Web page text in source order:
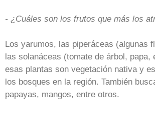
- ¿Cuáles son los frutos que más los
Los yarumos, las piperáceas (algunas
las solanáceas (tomate de árbol, papa,
esas plantas son vegetación nativa y
los bosques en la región. También
papayas, mangos, entre otros.